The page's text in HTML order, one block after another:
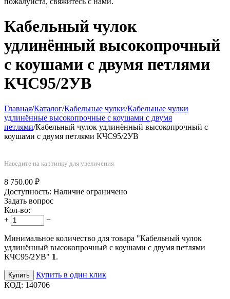
Кабельный чулок
удлинённый высокопрочный
с коушами с двумя петлями
КЧС95/2УВ
Главная/Каталог/Кабельные чулки/Кабельные чулки
удлинённые высокопрочные с коушами с двумя
петлями/Кабельный чулок удлинённый высокопрочный с
коушами с двумя петлями КЧС95/2УВ
Наведите на картинку для увеличения
8 750.00 ₽
Доступность: Наличие ограничено
Задать вопрос
Кол-во:
+
−
Минимальное количество для товара "Кабельный чулок
удлинённый высокопрочный с коушами с двумя петлями
КЧС95/2УВ" 1.
Купить
Купить в один клик
КОД: 140706